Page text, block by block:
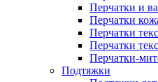
Перчатки и
Перчатки
Перчатки
Перчатки
Перчатки-
Подтяжки